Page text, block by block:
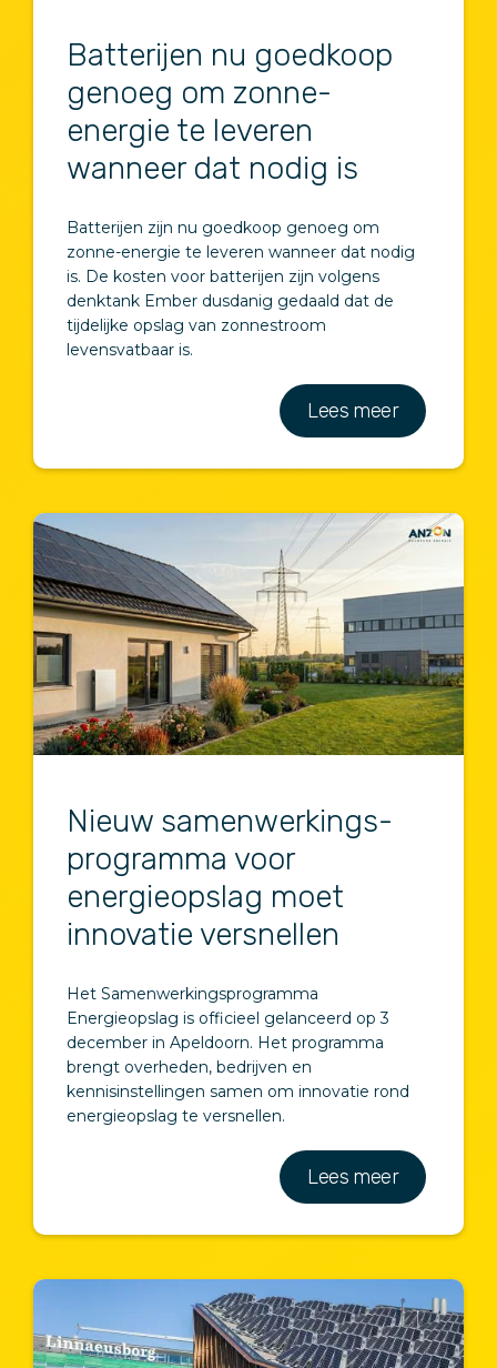
Batterijen nu goedkoop
genoeg om zonne-
energie te leveren
wanneer dat nodig is
Batterijen zijn nu goedkoop genoeg om
zonne-energie te leveren wanneer dat nodig
is. De kosten voor batterijen zijn volgens
denktank Ember dusdanig gedaald dat de
tijdelijke opslag van zonnestroom
levensvatbaar is.
Lees meer
Nieuw samenwerkings-
programma voor
energieopslag moet
innovatie versnellen
Het Samenwerkingsprogramma
Energieopslag is officieel gelanceerd op 3
december in Apeldoorn. Het programma
brengt overheden, bedrijven en
kennisinstellingen samen om innovatie rond
energieopslag te versnellen.
Lees meer